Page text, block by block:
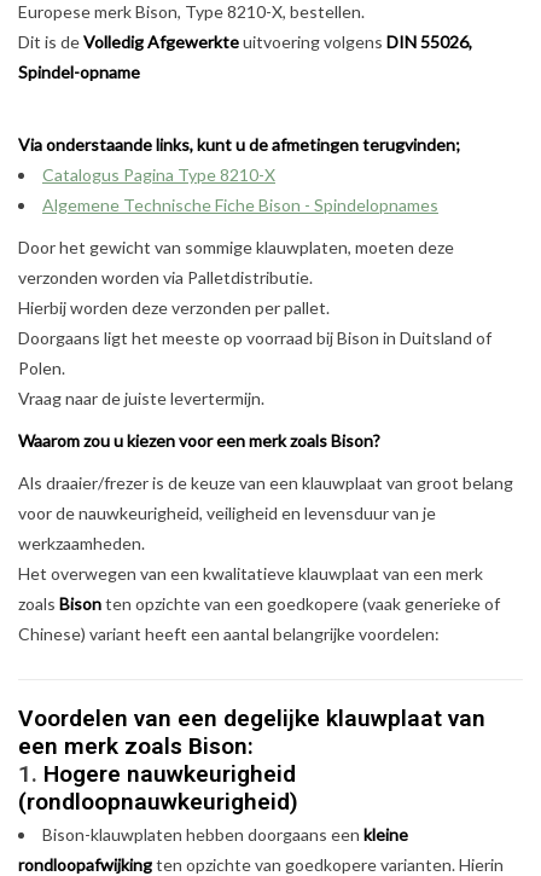
Europese merk Bison, Type 8210-X, bestellen.
Dit is deVolledig Afgewerkteuitvoering volgens DIN 55026,
Spindel-opname
Via onderstaande links, kunt u de afmetingen terugvinden;
Catalogus Pagina Type 8210-X
Algemene Technische Fiche Bison - Spindelopnames
Door het gewicht van sommige klauwplaten, moeten deze
verzonden worden via Palletdistributie.
Hierbij worden deze verzonden per pallet.
Doorgaans ligt het meeste op voorraad bij Bison in Duitsland of
Polen.
Vraag naar de juiste levertermijn.
Waarom zou u kiezen voor een merk zoals Bison?
Als draaier/frezer is de keuze van een klauwplaat van groot belang
voor de nauwkeurigheid, veiligheid en levensduur van je
werkzaamheden.
Het overwegen van een kwalitatieve klauwplaat van een merk
zoals Bisonten opzichte van een goedkopere (vaak generieke of
Chinese) variant heeft een aantal belangrijke voordelen:
Voordelen van een degelijke klauwplaat van
een merk zoals Bison:
1. Hogere nauwkeurigheid
(rondloopnauwkeurigheid)
Bison-klauwplaten hebben doorgaans een kleine
rondloopafwijkingten opzichte van goedkopere varianten. Hierin